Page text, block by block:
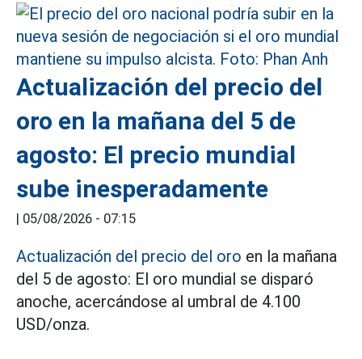
Actualización del precio del
oro en la mañana del 5 de
agosto: El precio mundial
sube inesperadamente
| 05/08/2026 - 07:15
Actualización del precio del oro en la mañana
del 5 de agosto: El oro mundial se disparó
anoche, acercándose al umbral de 4.100
USD/onza.